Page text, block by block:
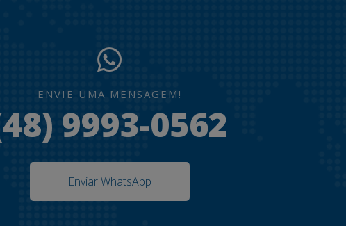
ENVIE UMA MENSAGEM!
9993-0562
Enviar WhatsApp